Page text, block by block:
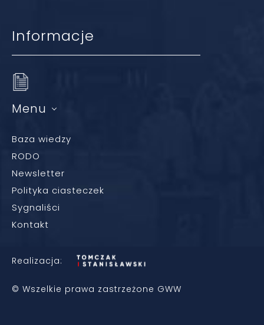
Informacje
Menu
Baza wiedzy
RODO
Newsletter
Polityka ciasteczek
Sygnaliści
Kontakt
Realizacja:
© Wszelkie prawa zastrzeżone GWW